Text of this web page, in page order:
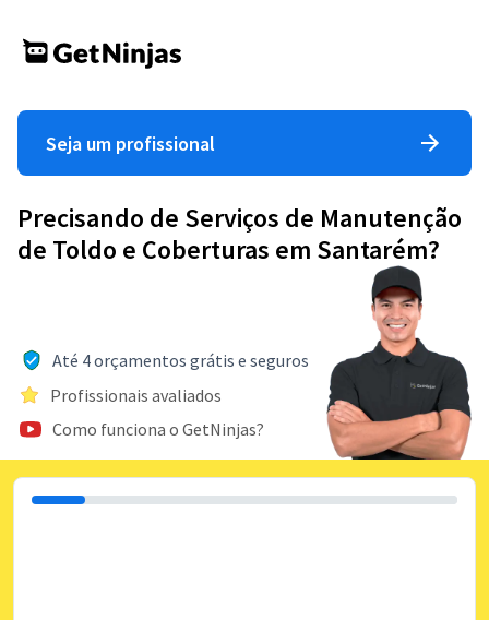
Seja um profissional
Precisando de Serviços de Manutenção
de Toldo e Coberturas em Santarém?
Até 4 orçamentos grátis e seguros
Profissionais avaliados
Como funciona o GetNinjas?